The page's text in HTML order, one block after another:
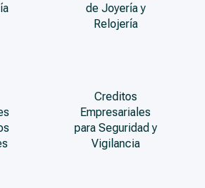
de Joyería y
Relojería
Creditos
Empresariales
para Seguridad y
Vigilancia